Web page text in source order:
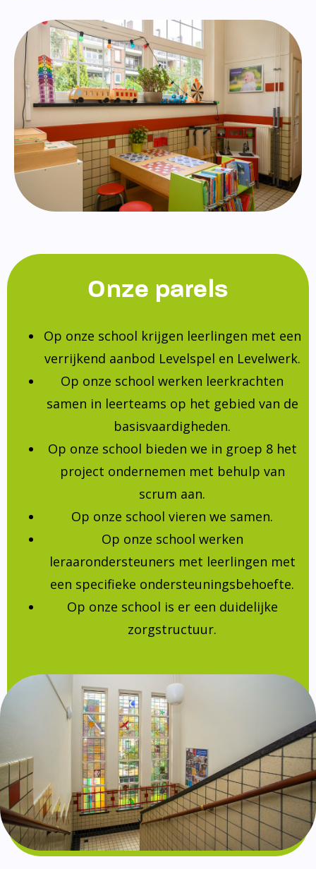
Onze parels
Op onze school krijgen leerlingen met een
verrijkend aanbod Levelspel en Levelwerk.
Op onze school werken leerkrachten
samen in leerteams op het gebied van de
basisvaardigheden.
Op onze school bieden we in groep 8 het
project ondernemen met behulp van
scrum aan.
Op onze school vieren we samen.
Op onze school werken
leraarondersteuners met leerlingen met
een specifieke ondersteuningsbehoefte.
Op onze school is er een duidelijke
zorgstructuur.